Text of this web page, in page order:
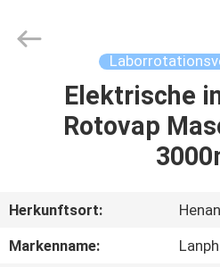
VIDEOS
Co.,Ltd.
Elektrische
Rotovap
Herkunftsort:
Markenname: